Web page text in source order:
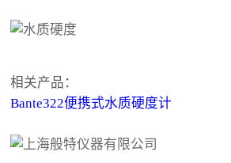
相关产品：
Bante322便携式水质硬度计